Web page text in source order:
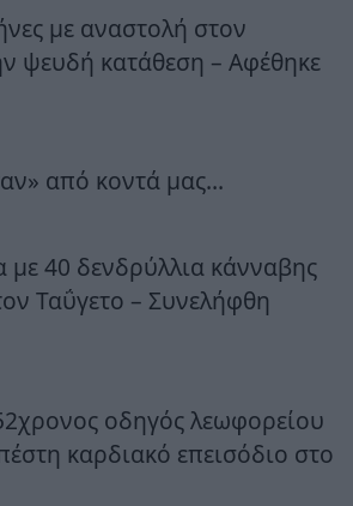
με αναστολή στον
ψευδή κατάθεση – Αφέθηκε
από κοντά μας…
με 40 δενδρύλλια κάνναβης
Ταΰγετο – Συνελήφθη
οδηγός λεωφορείου
καρδιακό επεισόδιο στο